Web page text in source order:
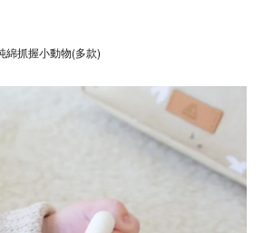
綿抓握小動物(多款)